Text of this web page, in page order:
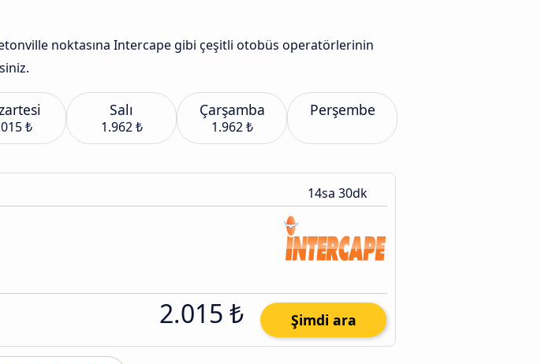
noktasına Intercape gibi çeşitli otobüs operatörlerinin
₺
Salı
1.962 ₺
Çarşamba
1.962 ₺
Perşembe
14sa 30dk
2.015 ₺ Şimdi ara